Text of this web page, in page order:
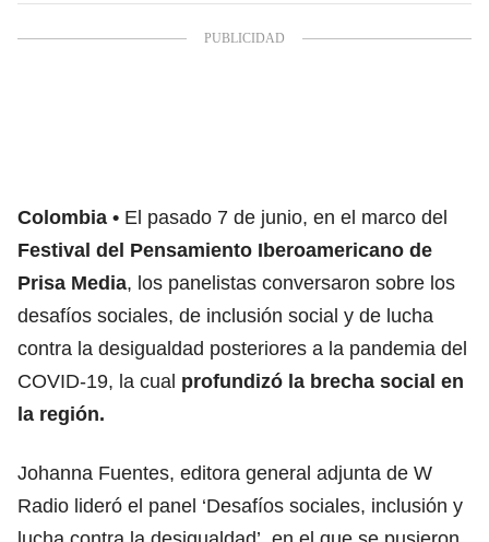
Colombia
El pasado 7 de junio, en el marco del
Festival del Pensamiento Iberoamericano de
Prisa Media, los panelistas conversaron sobre los
desafíos sociales, de inclusión social y de lucha
contra la desigualdad posteriores a la pandemia del
COVID-19, la cual profundizó la brecha social en
la región.
Johanna Fuentes, editora general adjunta de W
Radio lideró el panel ‘Desafíos sociales, inclusión y